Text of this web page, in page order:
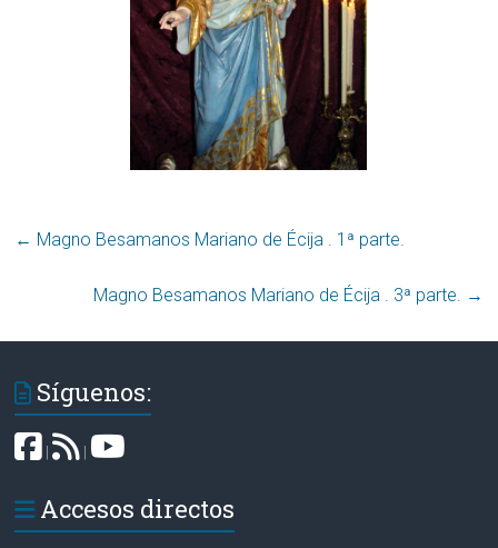
← Magno Besamanos Mariano de Écija . 1ª parte.
Magno Besamanos Mariano de Écija . 3ª parte. →
Síguenos:
|
Accesos directos